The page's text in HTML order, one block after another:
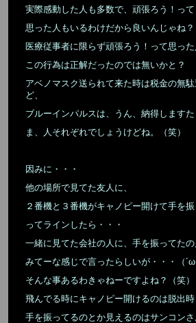
実際感動した人も多数で、頑張ろう！って
思った人もいるわけだから良いんじゃね？
医療従事者に限らず頑張ろう！って思っ
この行為は正解だったのでは無いかと？
アベノマスク送られて来た時は税金の無
ど、
ブルーインパルスは、うん、納得しますた
ま、人それぞれでしょうけどね。（笑）
因みに・・・
他の場所で見てた友人に、
２番機と３番機がキャノピー開けて手を
ってラインしたら・・・
一緒に見てた会社の人に、手を振ってたの
みてーな感じで言ったらしいが・・・（´ω
そんな事あるわきゃねーですよね？（笑）
飛んでる時にキャノピー開けるのは脱出時
手を振ってるのとか見えるのはサンコン